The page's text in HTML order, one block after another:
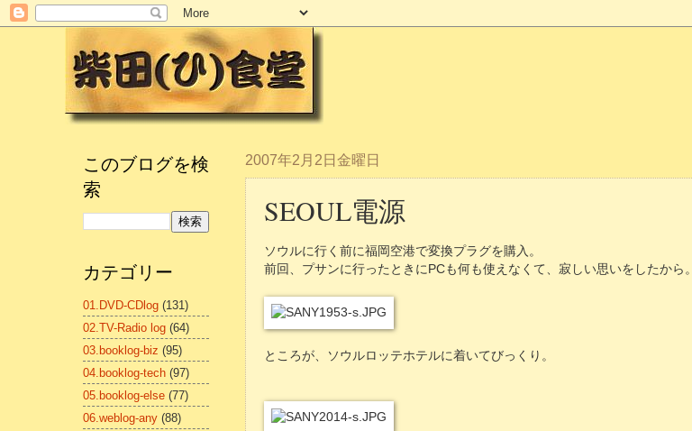
2007年2月2日金曜日
SEOUL電源
ソウルに行く前に福岡空港で変換プラグを購入。
前回、プサンに行ったときにPCも何も使えなくて、寂しい思いをしたから。
ところが、ソウルロッテホテルに着いてびっくり。
このブログを検
索
カテゴリー
01.DVD-CDlog (131)
02.TV-Radio log (64)
03.booklog-biz (95)
04.booklog-tech (97)
05.booklog-else (77)
06.weblog-any (88)